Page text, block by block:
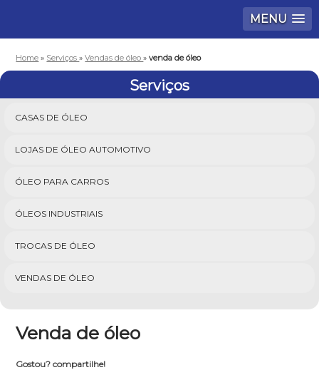
MENU
Home » Serviços»Vendas de óleo»venda de óleo
Serviços
CASAS DE ÓLEO
LOJAS DE ÓLEO AUTOMOTIVO
ÓLEO PARA CARROS
ÓLEOS INDUSTRIAIS
TROCAS DE ÓLEO
VENDAS DE ÓLEO
Venda de óleo
Gostou? compartilhe!